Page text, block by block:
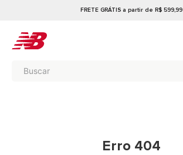
FRETE GRÁTIS a partir de R$ 599,99
Erro 404